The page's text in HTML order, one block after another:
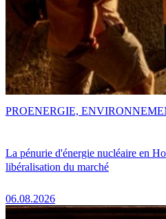
La pénurie d'énergie nucléaire en
libéralisation du marché
06.08.2026
PROENERGIE,